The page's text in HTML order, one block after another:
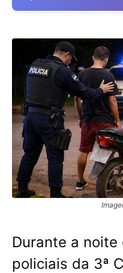
Durante a
policiais da 3ª